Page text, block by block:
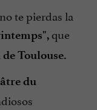
te pierdas la
que
Toulouse.
du